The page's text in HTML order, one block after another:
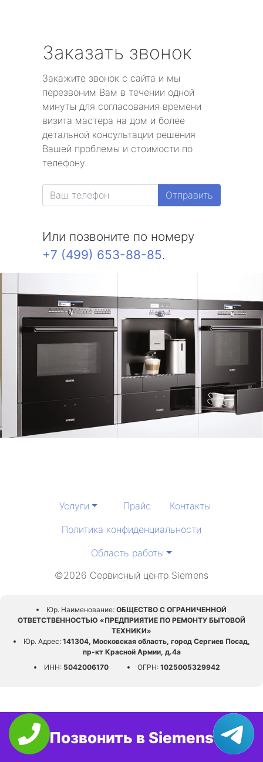
Заказать звонок
Закажите звонок с сайта и мы
перезвоним Вам в течении одной
минуты для согласования времени
визита мастера на дом и более
детальной консультации решения
Вашей проблемы и стоимости по
телефону.
Отправить
Или позвоните по номеру
+7 (499) 653-88-85.
Услуги Прайс
Контакты
Политика конфиденциальности
Область работы
©2026 Сервисный центр Siemens
Юр. Наименование: ОБЩЕСТВО С ОГРАНИЧЕННОЙ
ОТВЕТСТВЕННОСТЬЮ «ПРЕДПРИЯТИЕ ПО РЕМОНТУ БЫТОВОЙ
ТЕХНИКИ»
Юр. Адрес:141304, Московская область, город Сергиев Посад,
пр-кт Красной Армии, д.4а
ИНН:5042006170 ОГРН:1025005329942
Позвонить в Siemens